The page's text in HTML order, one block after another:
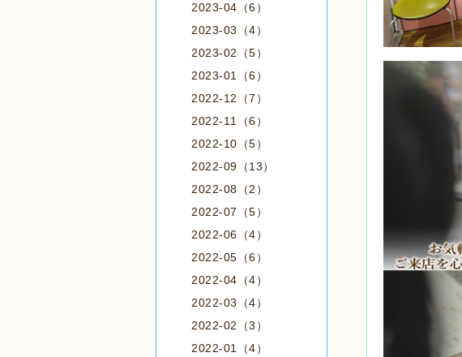
2023-04（6）
2023-03（4）
2023-02（5）
2023-01（6）
2022-12（7）
2022-11（6）
2022-10（5）
2022-09（13）
2022-08（2）
2022-07（5）
2022-06（4）
2022-05（6）
2022-04（4）
2022-03（4）
2022-02（3）
2022-01（4）